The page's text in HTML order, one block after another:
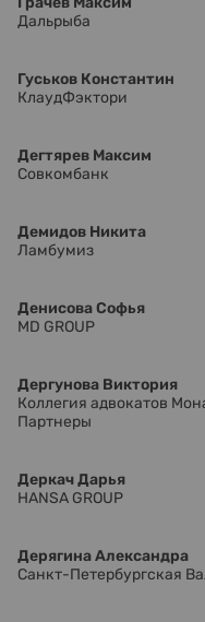
Дальрыба
Гуськов Константин
КлаудФэктори
Дегтярев Максим
Совкомбанк
Демидов Никита
Ламбумиз
Денисова Софья
MD GROUP
Дергунова Виктория
Коллегия адвокатов
Партнеры
Деркач Дарья
HANSA GROUP
Дерягина Александра
Санкт-Петербургская